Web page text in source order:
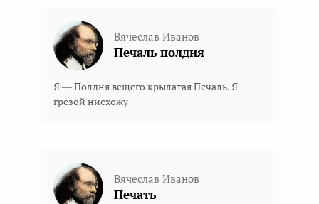
Вячеслав Иванов
Печаль полдня
Я — Полдня вещего крылатая Печаль. Я
грезой нисхожу
Вячеслав Иванов
Печать